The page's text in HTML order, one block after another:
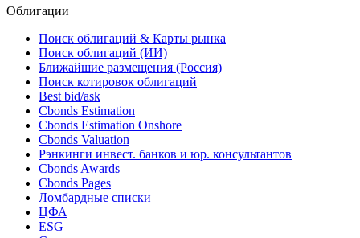
Облигации
Поиск облигаций & Карты рынка
Поиск облигаций (ИИ)
Ближайшие размещения (Россия)
Поиск котировок облигаций
Best bid/ask
Cbonds Estimation
Cbonds Estimation Onshore
Cbonds Valuation
Рэнкинги инвест. банков и юр. консультантов
Cbonds Awards
Cbonds Pages
Ломбардные списки
ЦФА
ESG